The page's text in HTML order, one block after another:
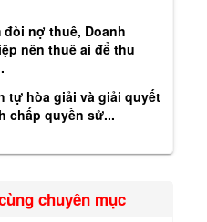
đòi nợ thuê, Doanh
nên thuê ai để thu
tự hòa giải và giải quyết
chấp quyền sử...
chuyên mục